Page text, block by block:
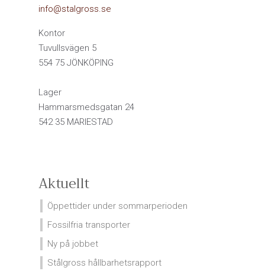
info@stalgross.se
Kontor
Tuvullsvägen 5
554 75 JÖNKÖPING
Lager
Hammarsmedsgatan 24
542 35 MARIESTAD
Aktuellt
Öppettider under sommarperioden
Fossilfria transporter
Ny på jobbet
Stålgross hållbarhetsrapport